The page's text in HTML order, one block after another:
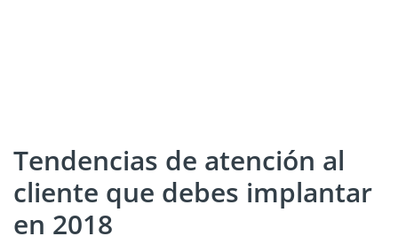
Tendencias de atención al
cliente que debes implantar
en 2018